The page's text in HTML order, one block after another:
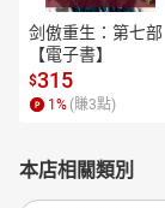
剑傲重生：第七部
【電子書】
$315
1 % (賺3點)
本店相關類別